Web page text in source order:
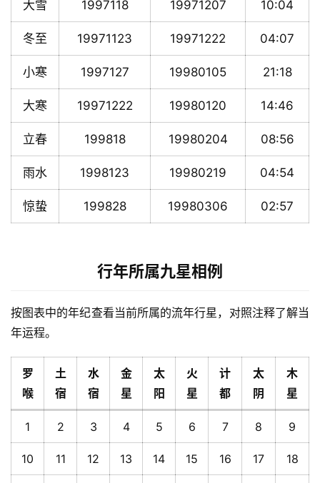
大雪 1997118 19971207 10:04
冬至 19971123 19971222 04:07
小寒 1997127 19980105 21:18
大寒 19971222 19980120 14:46
立春 199818 19980204 08:56
雨水 1998123 19980219 04:54
惊蛰 199828 19980306 02:57
行年所属九星相例
按图表中的年纪查看当前所属的流年行星，对照注释了解当
年运程。
罗
喉
土
宿
水
宿
金
星
太
阳
火
星
计
都
太
阴
木
星
1 2 3 4 5 6 7 8 9
10 11 12 13 14 15 16 17 18